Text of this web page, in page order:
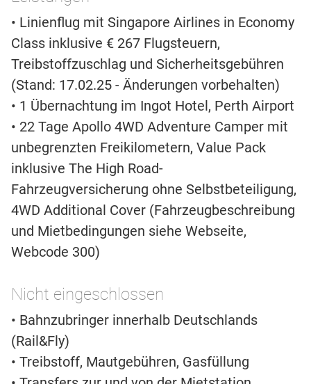
• Linienflug mit Singapore Airlines in Economy
Class inklusive € 267 Flugsteuern,
Treibstoffzuschlag und Sicherheitsgebühren
(Stand: 17.02.25 - Änderungen vorbehalten)
• 1 Übernachtung im Ingot Hotel, Perth Airport
• 22 Tage Apollo 4WD Adventure Camper mit
unbegrenzten Freikilometern, Value Pack
inklusive The High Road-
Fahrzeugversicherung ohne Selbstbeteiligung,
4WD Additional Cover (Fahrzeugbeschreibung
und Mietbedingungen siehe Webseite,
Webcode 300)
Nicht eingeschlossen
• Bahnzubringer innerhalb Deutschlands
(Rail&Fly)
• Treibstoff, Mautgebühren, Gasfüllung